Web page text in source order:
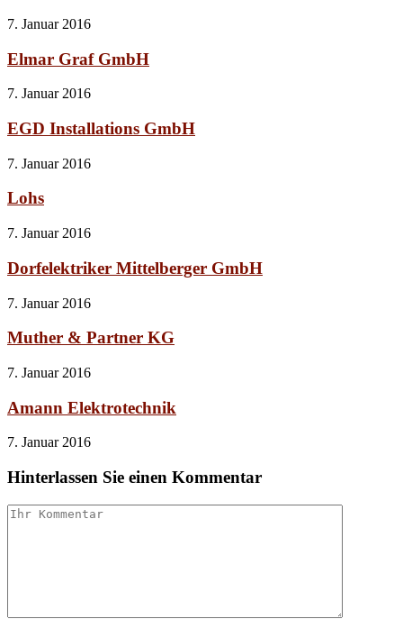
7. Januar 2016
Elmar Graf GmbH
7. Januar 2016
EGD Installations GmbH
7. Januar 2016
Lohs
7. Januar 2016
Dorfelektriker Mittelberger GmbH
7. Januar 2016
Muther & Partner KG
7. Januar 2016
Amann Elektrotechnik
7. Januar 2016
Hinterlassen Sie einen Kommentar